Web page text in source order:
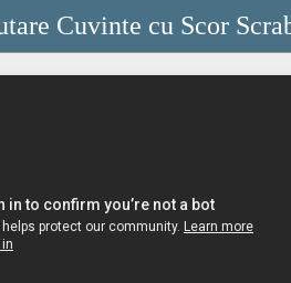
Cuvinte cu Scor